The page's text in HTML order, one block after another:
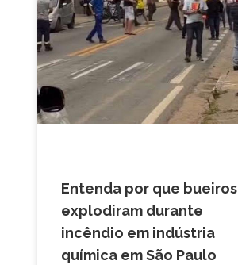
Entenda por que bueiros
explodiram durante
incêndio em indústria
química em São Paulo